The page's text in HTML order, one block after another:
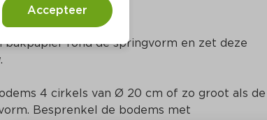
bakpapier rond de springvorm en zet deze
4 cirkels van Ø 20 cm of zo groot als de
Besprenkel de bodems met
Accepteer